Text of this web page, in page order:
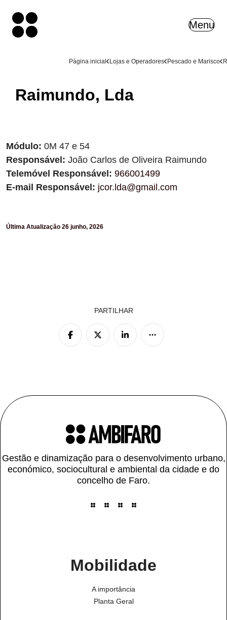
Menu
Mobilidade
Mercado
Info Legal
Organograma
Recrutamento
Página inicial Lojas e Operadores Pescado e Marisco
Raimundo, Lda
Módulo: 0M 47 e 54
Responsável: João Carlos de Oliveira Raimundo
Telemóvel Responsável: 966001499
E-mail Responsável: jcor.lda@gmail.com
Última Atualização 26 junho, 2026
PARTILHAR
Gestão e dinamização para o desenvolvimento urbano,
económico, sociocultural e ambiental da cidade e do
concelho de Faro.
Mobilidade
A importância
Planta Geral